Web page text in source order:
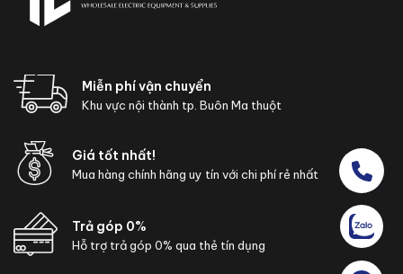
Miễn phí vận chuyển
Khu vực nội thành tp. Buôn Ma thuột
Giá tốt nhất!
Mua hàng chính hãng uy tín với chi phí rẻ nhất
Trả góp 0%
Hỗ trợ trả góp 0% qua thẻ tín dụng